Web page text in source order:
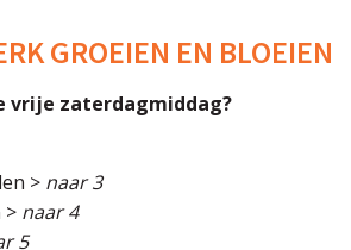
GROEIEN EN BLOEIEN
vrije zaterdagmiddag?
> naar 3
> naar 4
5